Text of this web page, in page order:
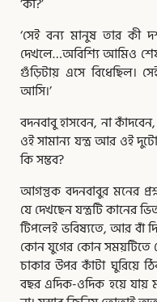
‘সেই বন্য মানুষ তার
দেখলে…অবিশ্যি আমিও শেষ
গুঁড়িটায় এসে বিধেছিল।
আসি।’
বদনবাবু হাসবেন, না
ওই সামান্য যন্ত্র আর ওই
কি সম্ভব?
আগন্তুক বদনবাবুর মনের
যে দেখছেন যন্ত্রটি কানের
টিপলেই ভবিষ্যতে, আর বাঁ
কোন যুগের কোন সময়টিতে
চাকার উপর কাঁটা ঘুরিয়ে
বছর এদিক-ওদিক হয়ে যায়